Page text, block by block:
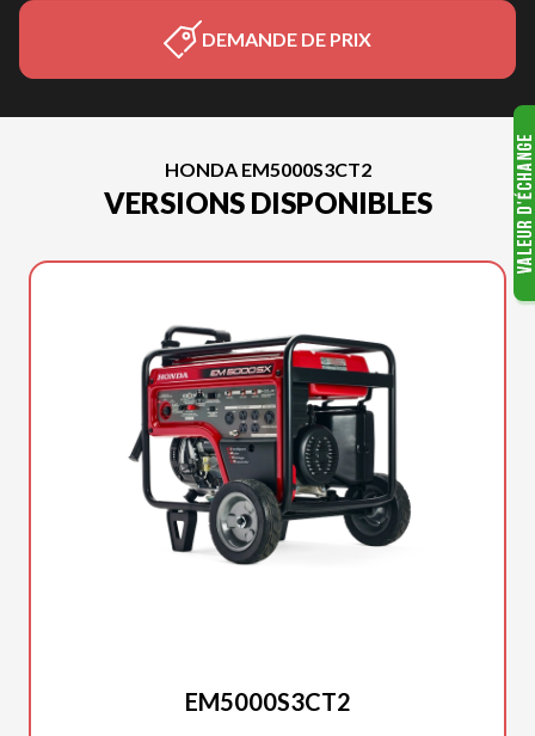
DEMANDE DE PRIX
HONDA EM5000S3CT2
VERSIONS DISPONIBLES
EM5000S3CT2